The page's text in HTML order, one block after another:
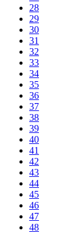
28
29
30
31
32
33
34
35
36
37
38
39
40
41
42
43
44
45
46
47
48